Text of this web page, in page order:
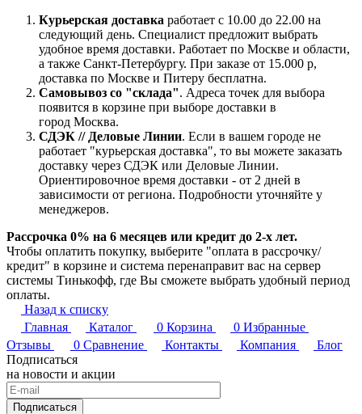
Курьерская доставка работает с 10.00 до 22.00 на
следующий день. Специалист предложит выбрать
удобное время доставки. Работает по Москве и области,
а также Санкт-Петербургу. При заказе от 15.000 р,
доставка по Москве и Питеру бесплатна.
Самовывоз со "склада". Адреса точек для выбора
появится в корзине при выборе доставки в
город Москва.
СДЭК // Деловые Линии. Если в вашем городе не
работает "курьерская доставка", то вы можете заказать
доставку через СДЭК или Деловые Линии.
Ориентировочное время доставки - от 2 дней в
зависимости от региона. Подробности уточняйте у
менеджеров.
Рассрочка 0% на 6 месяцев или кредит до 2-х лет.
Чтобы оплатить покупку, выберите "оплата в рассрочку/
кредит" в корзине и система перенаправит вас на сервер
системы Тинькофф, где Вы сможете выбрать удобный период
оплаты.
Назад к списку
Главная
Каталог 0 Корзина 0 Избранные
Отзывы
0 Сравнение Контакты Компания
Блог
Подписаться
на новости и акции
Подписаться